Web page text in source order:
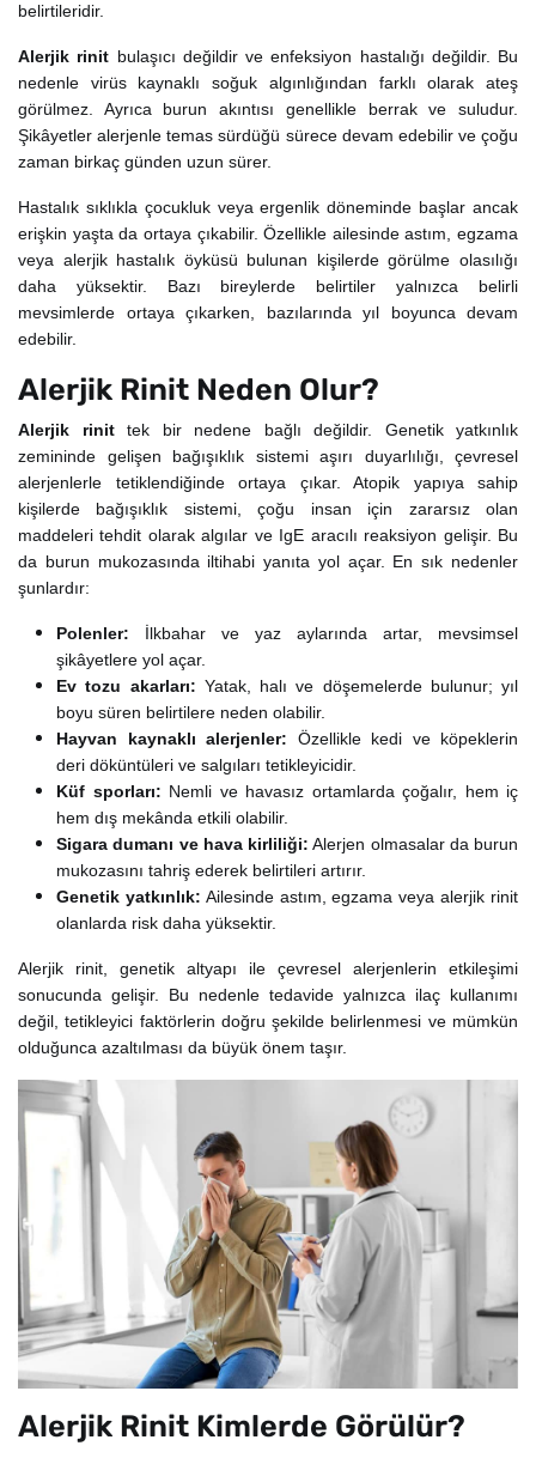
belirtileridir.
Alerjik rinit bulaşıcı değildir ve enfeksiyon hastalığı değildir. Bu
nedenle virüs kaynaklı soğuk algınlığından farklı olarak ateş
görülmez. Ayrıca burun akıntısı genellikle berrak ve suludur.
Şikâyetler alerjenle temas sürdüğü sürece devam edebilir ve çoğu
zaman birkaç günden uzun sürer.
Hastalık sıklıkla çocukluk veya ergenlik döneminde başlar ancak
erişkin yaşta da ortaya çıkabilir. Özellikle ailesinde astım, egzama
veya alerjik hastalık öyküsü bulunan kişilerde görülme olasılığı
daha yüksektir. Bazı bireylerde belirtiler yalnızca belirli
mevsimlerde ortaya çıkarken, bazılarında yıl boyunca devam
edebilir.
Alerjik Rinit Neden Olur?
Alerjik rinittek bir nedene bağlı değildir. Genetik yatkınlık
zemininde gelişen bağışıklık sistemi aşırı duyarlılığı, çevresel
alerjenlerle tetiklendiğinde ortaya çıkar. Atopik yapıya sahip
kişilerde bağışıklık sistemi, çoğu insan için zararsız olan
maddeleri tehdit olarak algılar ve IgE aracılı reaksiyon gelişir. Bu
da burun mukozasında iltihabi yanıta yol açar. En sık nedenler
şunlardır:
Polenler: İlkbahar ve yaz aylarında artar, mevsimsel
şikâyetlere yol açar.
Ev tozu akarları: Yatak, halı ve döşemelerde bulunur; yıl
boyu süren belirtilere neden olabilir.
Hayvan kaynaklı alerjenler: Özellikle kedi ve köpeklerin
deri döküntüleri ve salgıları tetikleyicidir.
Küf sporları: Nemli ve havasız ortamlarda çoğalır, hem iç
hem dış mekânda etkili olabilir.
Sigara dumanı ve hava kirliliği: Alerjen olmasalar da burun
mukozasını tahriş ederek belirtileri artırır.
Genetik yatkınlık: Ailesinde astım, egzama veya alerjik rinit
olanlarda risk daha yüksektir.
Alerjik rinit, genetik altyapı ile çevresel alerjenlerin etkileşimi
sonucunda gelişir. Bu nedenle tedavide yalnızca ilaç kullanımı
değil, tetikleyici faktörlerin doğru şekilde belirlenmesi ve mümkün
olduğunca azaltılması da büyük önem taşır.
Alerjik Rinit Kimlerde Görülür?